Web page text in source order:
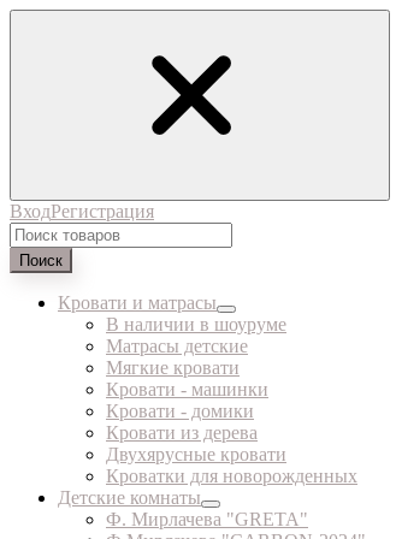
ВходРегистрация
Поиск
Кровати и матрасы
В наличии в шоуруме
Матрасы детские
Мягкие кровати
Кровати - машинки
Кровати - домики
Кровати из дерева
Двухярусные кровати
Кроватки для новорожденных
Детские комнаты
Ф. Мирлачева "GRETA"